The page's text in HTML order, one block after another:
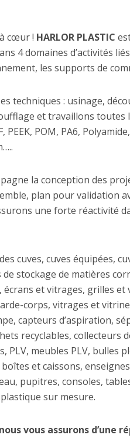
cœur ! HARLOR PLASTIC
4 domaines d’activités
les supports de
techniques : usinage,
et travaillons toutes
PEEK, POM, PA6,
la conception des
plan pour validation
une forte réactivité
cuves, cuves équipées,
de stockage de matières
et vitrages, grilles
corps, vitrages et
capteurs d’aspiration,
recyclables, collecteurs
PLV, meubles PLV, bulles
et caissons,
pupitres, consoles,
sur mesure.
vous assurons d’une